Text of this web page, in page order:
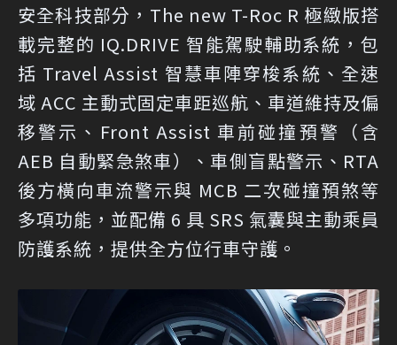
安全科技部分，The new T-Roc R 極緻版搭
載完整的 IQ.DRIVE 智能駕駛輔助系統，包
括 Travel Assist 智慧車陣穿梭系統、全速
域 ACC 主動式固定車距巡航、車道維持及偏
移警示、Front Assist 車前碰撞預警（含
AEB 自動緊急煞車）、車側盲點警示、RTA
後方橫向車流警示與 MCB 二次碰撞預煞等
多項功能，並配備 6 具 SRS 氣囊與主動乘員
防護系統，提供全方位行車守護。